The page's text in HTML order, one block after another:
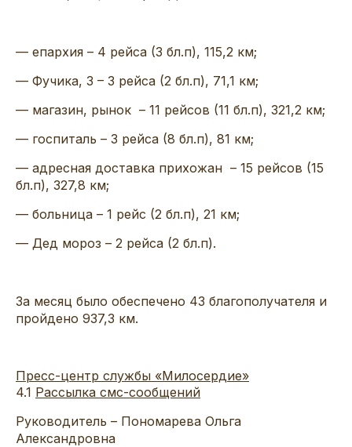
— епархия – 4 рейса (3 бл.п), 115,2 км;
— Фучика, 3 – 3 рейса (2 бл.п), 71,1 км;
— магазин, рынок – 11 рейсов (11 бл.п), 321,2 км;
— госпиталь – 3 рейса (8 бл.п), 81 км;
— адресная доставка прихожан – 15 рейсов (15
бл.п), 327,8 км;
— больница – 1 рейс (2 бл.п), 21 км;
— Дед мороз – 2 рейса (2 бл.п).
За месяц было обеспечено 43 благополучателя и
пройдено 937,3 км.
Пресс-центр службы «Милосердие»
4.1 Рассылка смс-сообщений
Руководитель – Пономарева Ольга
Александровна